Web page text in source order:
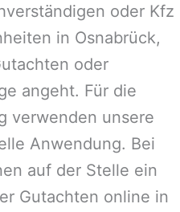
oder Kfz
in Osnabrück,
oder
angeht. Für die
verwenden unsere
Anwendung. Bei
auf der Stelle ein
Gutachten online in